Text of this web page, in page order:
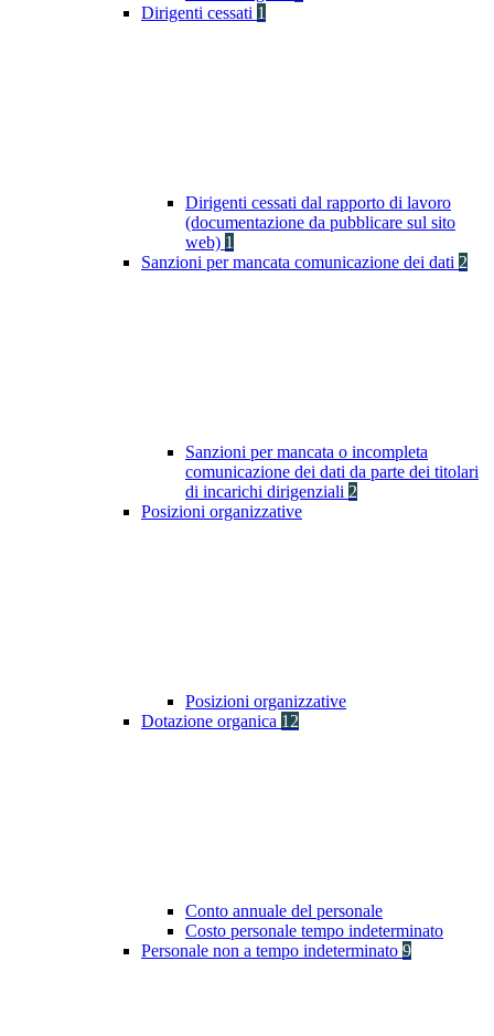
Dirigenti cessati 1
Dirigenti cessati dal rapporto di lavoro
(documentazione da pubblicare sul sito
web) 1
Sanzioni per mancata comunicazione dei dati 2
Sanzioni per mancata o incompleta
comunicazione dei dati da parte dei titolari
di incarichi dirigenziali 2
Posizioni organizzative
Posizioni organizzative
Dotazione organica 12
Conto annuale del personale
Costo personale tempo indeterminato
Personale non a tempo indeterminato 9